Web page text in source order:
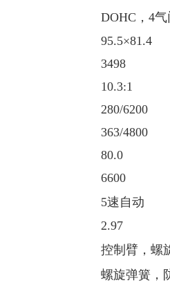
DOHC，4气
95.5×81.4
3498
10.3:1
280/6200
363/4800
80.0
6600
5速自动
2.97
控制臂，螺旋
螺旋弹簧，